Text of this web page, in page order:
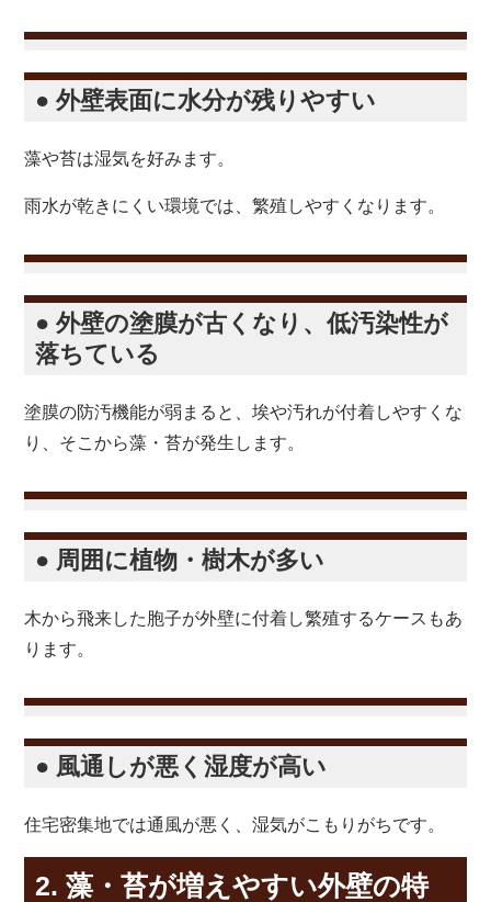
● 外壁表面に水分が残りやすい
藻や苔は湿気を好みます。
雨水が乾きにくい環境では、繁殖しやすくなります。
● 外壁の塗膜が古くなり、低汚染性が
落ちている
塗膜の防汚機能が弱まると、埃や汚れが付着しやすくな
り、そこから藻・苔が発生します。
● 周囲に植物・樹木が多い
木から飛来した胞子が外壁に付着し繁殖するケースもあ
ります。
● 風通しが悪く湿度が高い
住宅密集地では通風が悪く、湿気がこもりがちです。
2. 藻・苔が増えやすい外壁の特